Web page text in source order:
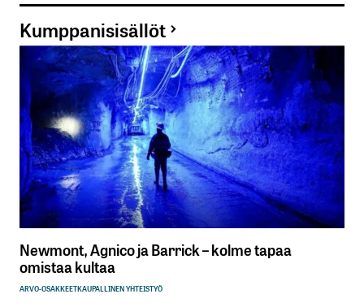
Kumppanisisällöt
Newmont, Agnico ja Barrick – kolme tapaa
omistaa kultaa
ARVO-OSAKKEETKAUPALLINEN YHTEISTYÖ